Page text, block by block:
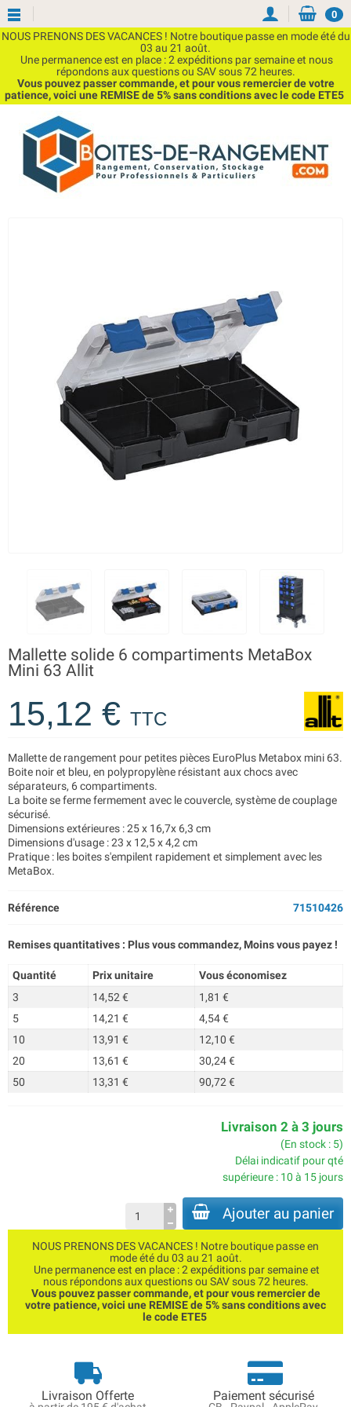
NOUS PRENONS DES VACANCES ! Notre boutique passe en mode été du
03 au 21 août.
Une permanence est en place : 2 expéditions par semaine et nous
répondons aux questions ou SAV sous 72 heures.
Vous pouvez passer commande, et pour vous remercier de votre
patience, voici une REMISE de 5% sans conditions avec le code ETE5
0
Mallette solide 6 compartiments MetaBox
Mini 63 Allit
15,12 € TTC
Mallette de rangement pour petites pièces EuroPlus Metabox mini 63.
Boite noir et bleu, en polypropylène résistant aux chocs avec
séparateurs, 6 compartiments.
La boite se ferme fermement avec le couvercle, système de couplage
sécurisé.
Dimensions extérieures : 25 x 16,7x 6,3 cm
Dimensions d'usage : 23 x 12,5 x 4,2 cm
Pratique : les boites s'empilent rapidement et simplement avec les
MetaBox.
Référence 71510426
Remises quantitatives : Plus vous commandez, Moins vous payez !
Quantité Prix unitaire
Vous économisez
3
14,52 €
1,81 €
5
14,21 €
4,54 €
10
13,91 €
12,10 €
20
13,61 €
30,24 €
50
13,31 € 90,72 €
Livraison 2 à 3 jours
(En stock : 5)
Délai indicatif pour qté
supérieure : 10 à 15 jours
Ajouter au panier
NOUS PRENONS DES VACANCES ! Notre boutique passe en
mode été du 03 au 21 août.
Une permanence est en place : 2 expéditions par semaine et
nous répondons aux questions ou SAV sous 72 heures.
Vous pouvez passer commande, et pour vous remercier de
votre patience, voici une REMISE de 5% sans conditions avec
le code ETE5
Livraison Offerte Paiement sécurisé